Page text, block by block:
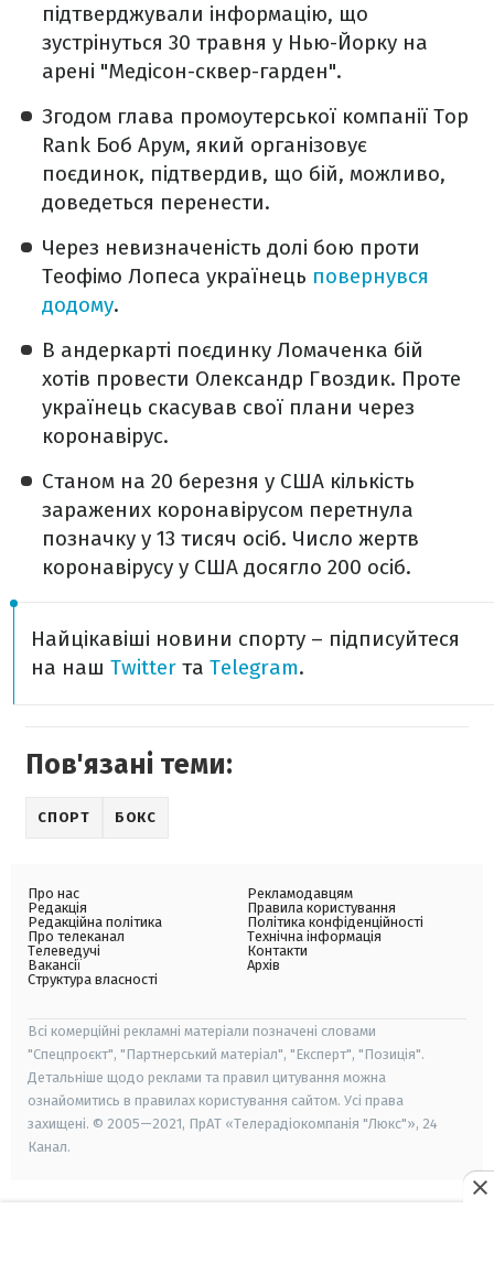
підтверджували інформацію, що
зустрінуться 30 травня у Нью-Йорку на
арені "Медісон-сквер-гарден".
Згодом глава промоутерської компанії Top
Rank Боб Арум, який організовує
поєдинок, підтвердив, що бій, можливо,
доведеться перенести.
Через невизначеність долі бою проти
Теофімо Лопеса українець повернувся
додому.
В андеркарті поєдинку Ломаченка бій
хотів провести Олександр Гвоздик. Проте
українець скасував свої плани через
коронавірус.
Станом на 20 березня у США кількість
заражених коронавірусом перетнула
позначку у 13 тисяч осіб. Число жертв
коронавірусу у США досягло 200 осіб.
Найцікавіші новини спорту – підписуйтеся
на наш Twitter та Telegram.
Пов'язані теми:
СПОРТ БОКС
Про нас
Редакція
Редакційна політика
Про телеканал
Телеведучі
Вакансії
Структура власності
Рекламодавцям
Правила користування
Політика конфіденційності
Технічна інформація
Контакти
Архів
Всі комерційні рекламні матеріали позначені словами
"Спецпроєкт", "Партнерський матеріал", "Експерт", "Позиція".
Детальніше щодо реклами та правил цитування можна
ознайомитись в правилах користування сайтом. Усі права
захищені. © 2005—2021, ПрАТ «Телерадіокомпанія "Люкс"», 24
Канал.